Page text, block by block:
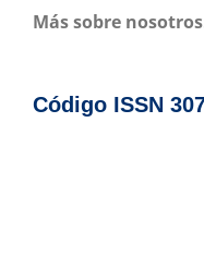
Más sobre
Código ISSN